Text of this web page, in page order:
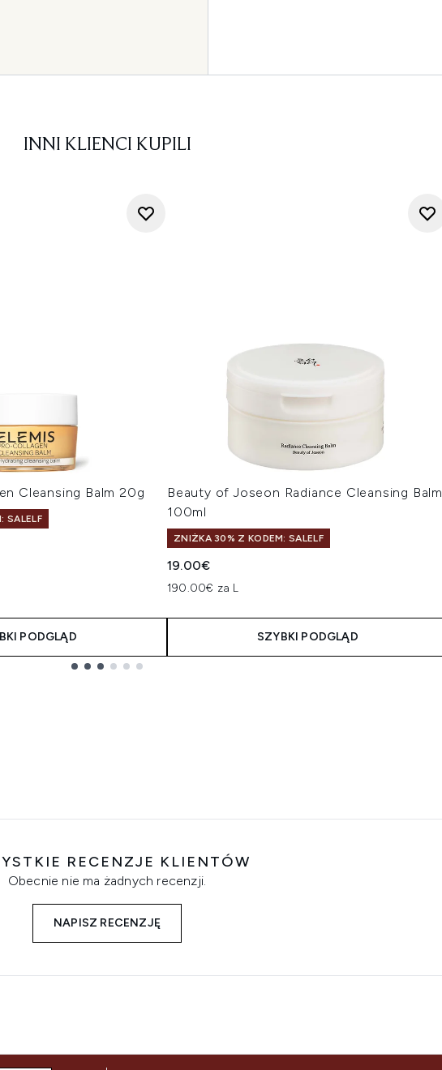
INNI KLIENCI KUPILI
Cleansing Balm 20g
SALELF
PODGLĄD
Beauty of Joseon Radiance Cleansing Balm
100ml
ZNIŻKA 30% Z KODEM: SALELF
19.00€
190.00€ za L
SZYBKI PODGLĄD
RECENZJE KLIENTÓW
Obecnie nie ma żadnych recenzji.
NAPISZ RECENZJĘ